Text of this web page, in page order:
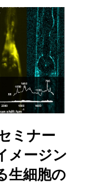
ミナー
メージン
生細胞の